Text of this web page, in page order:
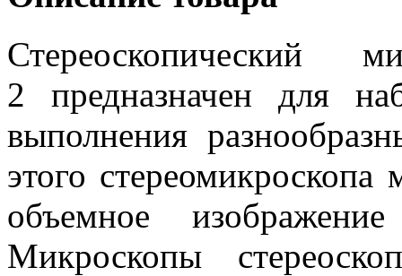
Стереоскопический
2 предназначен для
выполнения
этого
объемное
Микроскопы